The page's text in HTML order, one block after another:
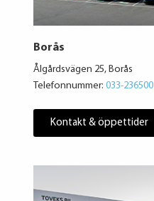
Borås
Ålgårdsvägen 25, Borås
Telefonnummer: 033-236500
Kontakt & öppettider